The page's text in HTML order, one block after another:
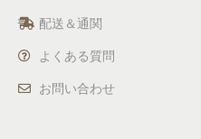
配送＆通関
よくある質問
お問い合わせ